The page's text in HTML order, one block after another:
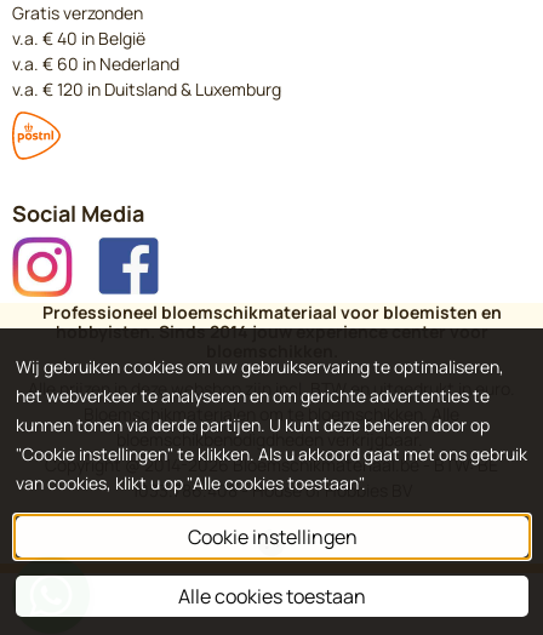
Gratis verzonden
v.a. € 40 in België
v.a. € 60 in Nederland
v.a. € 120 in Duitsland & Luxemburg
Social Media
Professioneel bloemschikmateriaal voor bloemisten en
hobbyisten. Sinds 2014 jouw experience center voor
Alle prijzen in deze webshop zijn incl. BTW en uitgedrukt in euro.
Bloemschikmaterialen om te bloemschikken. Alle
bloemschikbenodigdheden verkrijgbaar.
Copyright @ 2014-2026Bloemschikmateriaal.be - BTW: BE
1033.786.408 - House of Hobbies BV
Wij gebruiken cookies om uw gebruikservaring te optimaliseren,
het webverkeer te analyseren en om gerichte advertenties te
kunnen tonen via derde partijen. U kunt deze beheren door op
"Cookie instellingen" te klikken. Als u akkoord gaat met ons gebruik
van cookies, klikt u op "Alle cookies toestaan".
Cookie instellingen
Alle cookies toestaan